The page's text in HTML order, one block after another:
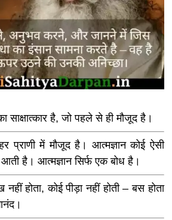
साक्षात्कार है, जो पहले से ही मौजूद है।
प्राणी में मौजूद है। आत्मज्ञान कोई ऐसी
है। आत्मज्ञान सिर्फ एक बोध है।
होता, कोई पीड़ा नहीं होती – बस होता